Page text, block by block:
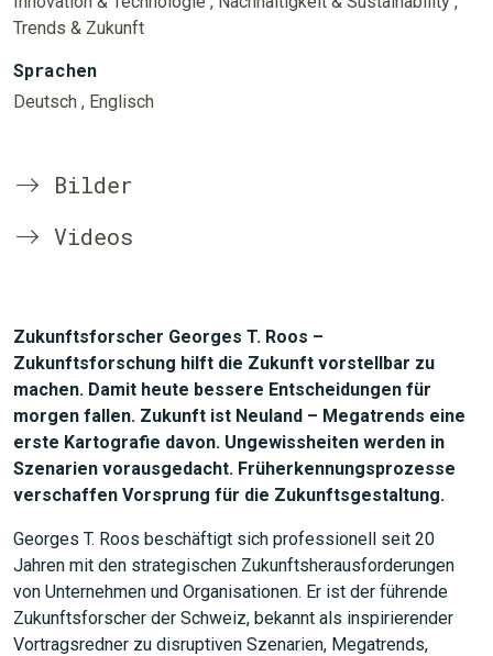
Trends & Zukunft
Sprachen
Deutsch , Englisch
Bilder
Videos
Zukunftsforscher Georges T. Roos –
Zukunftsforschung hilft die Zukunft vorstellbar zu
machen. Damit heute bessere Entscheidungen für
morgen fallen. Zukunft ist Neuland – Megatrends eine
erste Kartografie davon. Ungewissheiten werden in
Szenarien vorausgedacht. Früherkennungsprozesse
verschaffen Vorsprung für die Zukunftsgestaltung.
Georges T. Roos beschäftigt sich professionell seit 20
Jahren mit den strategischen Zukunftsherausforderungen
von Unternehmen und Organisationen. Er ist der führende
Zukunftsforscher der Schweiz, bekannt als inspirierender
Vortragsredner zu disruptiven Szenarien, Megatrends,